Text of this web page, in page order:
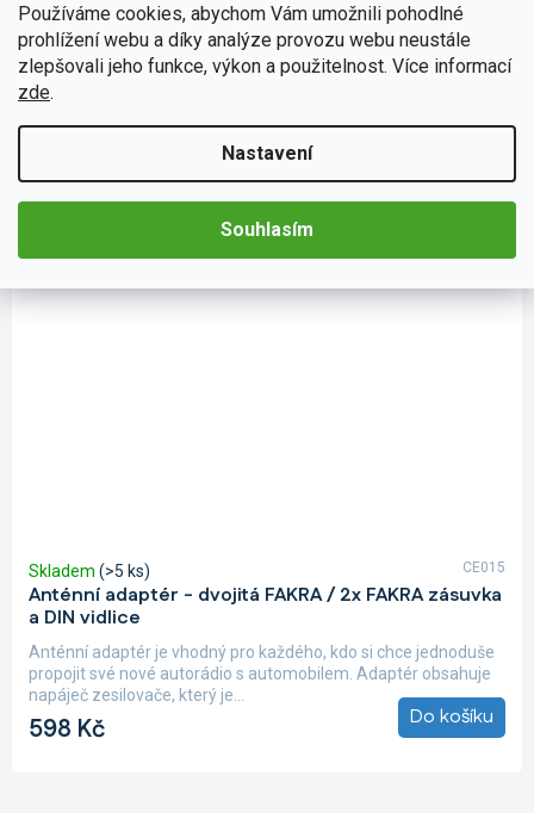
Používáme cookies, abychom Vám umožnili pohodlné
prohlížení webu a díky analýze provozu webu neustále
zlepšovali jeho funkce, výkon a použitelnost. Více informací
zde.
Nastavení
Souhlasím
auto
produktu
je
4,0
z
hvězdiček.
65 Kč
Vůně California Scents jsou osvědčené osvěžovače vzduchu s
koncentrovanou a jemnou vůní. Vůně jsou 100% organické.
Stačí otevřít plechovku s vonným olejem California Scents,...
Anténní adaptér - dvojitá FAKRA / 2x FAKRA zásuvka
a DIN vidlice
Skladem (>5 ks)
598 Kč Do košíku
Anténní adaptér je vhodný pro každého, kdo si chce jednoduše
propojit své nové autorádio s automobilem. Adaptér obsahuje
napáječ zesilovače, který je...
CE015